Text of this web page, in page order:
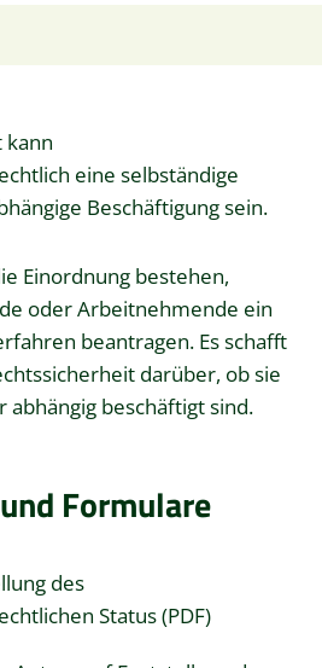
kann
eine selbständige
Beschäftigung sein.
Einordnung bestehen,
oder Arbeitnehmende ein
beantragen. Es schafft
darüber, ob sie
abhängig beschäftigt sind.
Formulare
des
Status (PDF)